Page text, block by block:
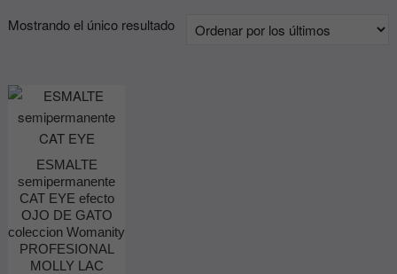
Mostrando el único resultado
ESMALTE
semipermanente
CAT EYE efecto
OJO DE GATO
coleccion Womanity
PROFESIONAL
MOLLY LAC